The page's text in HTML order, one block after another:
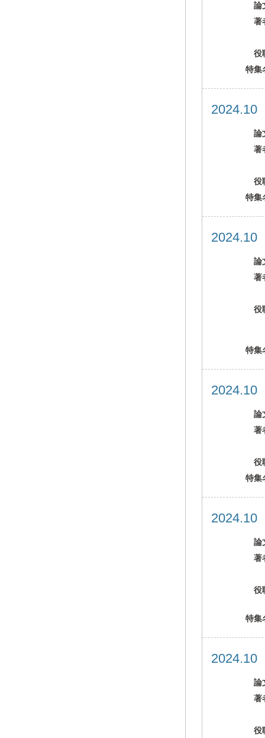
論
著
役
特集
論
著
役
特集
論
著
役
特集
論
著
役
特集
論
著
役
特集
論
著
役